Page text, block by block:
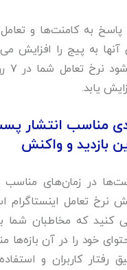
به کامنت‌ها و تعامل
به پیج را افزایش
یابد.
مناسب انتشار
بازدید و واکنش
در زمان‌های
نرخ تعامل اینستاگرام
کنید که مخاطبان شما
خود را در آن بازه‌ها
رفتار کاربران و